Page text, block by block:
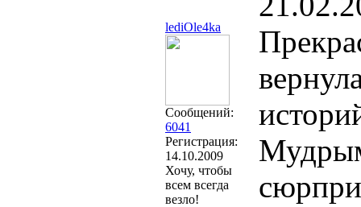
lediOle4ka
Сообщений:
6041
Регистрация:
14.10.2009
Хочу, чтобы
всем всегда
везло!